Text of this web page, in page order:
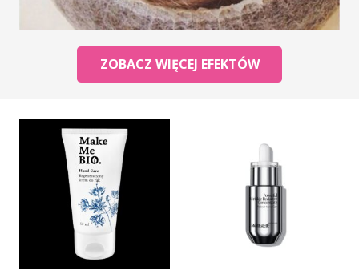
ZOBACZ WIĘCEJ EFEKTÓW